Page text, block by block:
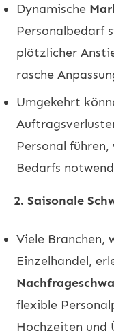
Dynamische
Personalbedarf
plötzlicher
rasche
Umgekehrt
Personal
Bedarfs
2. Saisonale
Viele Branchen,
Einzelhandel,
flexible
Hochzeiten